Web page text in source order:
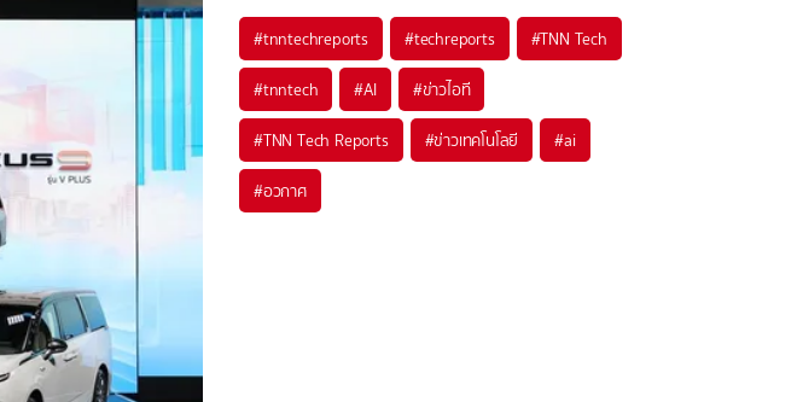
#tnntechreports #techreports #TNN Tech
#tnntech #AI #ข่าวไอที
#TNN Tech Reports #ข่าวเทคโนโลยี #ai
#อวกาศ